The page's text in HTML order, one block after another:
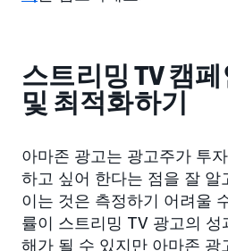
스트리밍 TV 캠
및 최적화하기
아마존 광고는 광고주가 투
하고 싶어 한다는 점을 잘 알
이는 것은 측정하기 어려울
률이 스트리밍 TV 광고의
해가 될 수 있지만 아마존 광